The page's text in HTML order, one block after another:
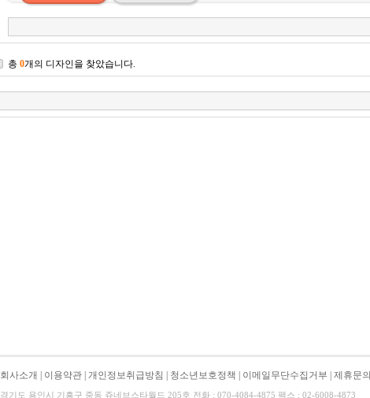
총 0개의 디자인을 찾았습니다.
회사소개 이용약관 개인정보취급방침 청소년보호정책 이메일무단수집거부 제휴문의
경기도 용인시 기흥구 중동 쥬네브스타월드 205호 전화 : 070-4084-4875 팩스 : 02-6008-4873